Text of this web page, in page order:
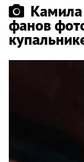
фанов